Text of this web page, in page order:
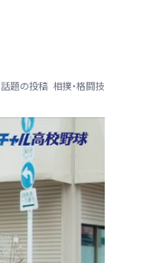
話題の投稿 相撲・格闘技